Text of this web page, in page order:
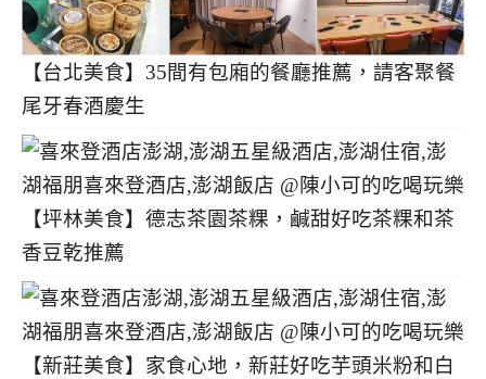
【台北美食】35間有包廂的餐廳推薦，請客聚餐
尾牙春酒慶生
【坪林美食】德志茶園茶粿，鹹甜好吃茶粿和茶
香豆乾推薦
【新莊美食】家食心地，新莊好吃芋頭米粉和白